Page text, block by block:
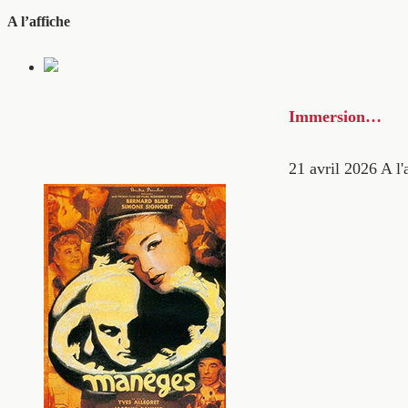
A l’affiche
Immersion…
21 avril 2026 A